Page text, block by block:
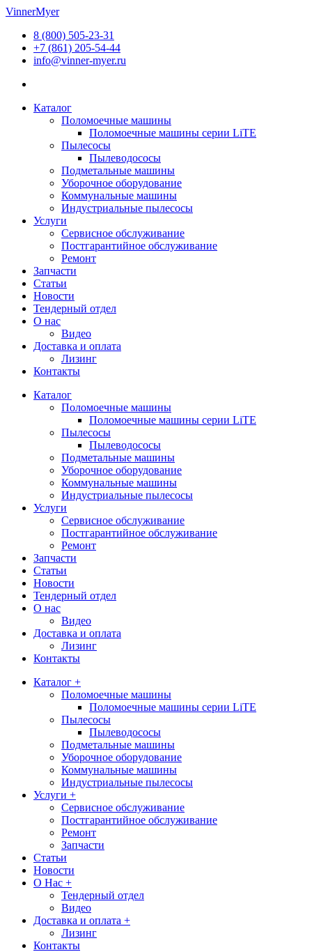
Перейти
содержимому
VinnerMyer
8 (800) 505-23-31
+7 (861) 205-54-44
info@vinner-myer.ru
Каталог
Поломоечные машины
Поломоечные машины серии LiTE
Пылесосы
Пылеводососы
Подметальные машины
Уборочное оборудование
Коммунальные машины
Индустриальные пылесосы
Услуги
Сервисное обслуживание
Постгарантийное обслуживание
Ремонт
Запчасти
Статьи
Новости
Тендерный отдел
О нас
Видео
Доставка и оплата
Лизинг
Контакты
Каталог
Поломоечные машины
Поломоечные машины серии LiTE
Пылесосы
Пылеводососы
Подметальные машины
Уборочное оборудование
Коммунальные машины
Индустриальные пылесосы
Услуги
Сервисное обслуживание
Постгарантийное обслуживание
Ремонт
Запчасти
Статьи
Новости
Тендерный отдел
О нас
Видео
Доставка и оплата
Лизинг
Контакты
Каталог +
Поломоечные машины
Поломоечные машины серии LiTE
Пылесосы
Пылеводососы
Подметальные машины
Уборочное оборудование
Коммунальные машины
Индустриальные пылесосы
Услуги +
Сервисное обслуживание
Постгарантийное обслуживание
Ремонт
Запчасти
Статьи
Новости
О Нас +
Тендерный отдел
Видео
Доставка и оплата +
Лизинг
Контакты